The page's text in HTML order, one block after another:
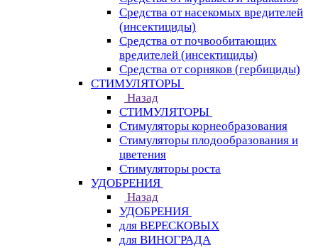
Средства от насекомых вредителей
(инсектициды)
Средства от почвообитающих
вредителей (инсектициды)
Средства от сорняков (гербициды)
СТИМУЛЯТОРЫ
Назад
СТИМУЛЯТОРЫ
Стимуляторы корнеобразования
Стимуляторы плодообразования и
цветения
Стимуляторы роста
УДОБРЕНИЯ
Назад
УДОБРЕНИЯ
для ВЕРЕСКОВЫХ
для ВИНОГРАДА